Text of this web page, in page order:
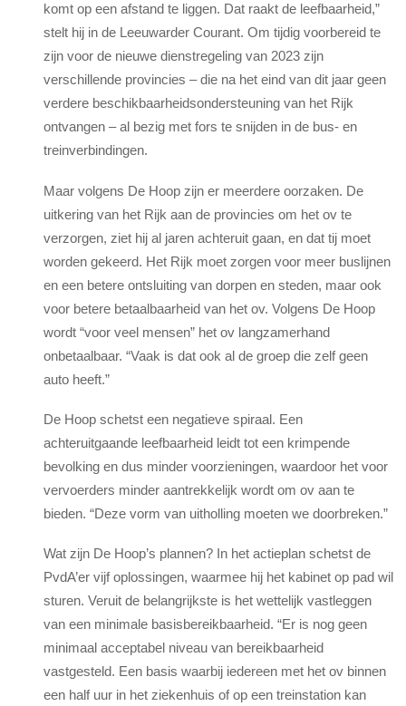
komt op een afstand te liggen. Dat raakt de leefbaarheid,”
stelt hij in de Leeuwarder Courant. Om tijdig voorbereid te
zijn voor de nieuwe dienstregeling van 2023 zijn
verschillende provincies – die na het eind van dit jaar geen
verdere beschikbaarheidsondersteuning van het Rijk
ontvangen – al bezig met fors te snijden in de bus- en
treinverbindingen.
Maar volgens De Hoop zijn er meerdere oorzaken. De
uitkering van het Rijk aan de provincies om het ov te
verzorgen, ziet hij al jaren achteruit gaan, en dat tij moet
worden gekeerd. Het Rijk moet zorgen voor meer buslijnen
en een betere ontsluiting van dorpen en steden, maar ook
voor betere betaalbaarheid van het ov. Volgens De Hoop
wordt “voor veel mensen” het ov langzamerhand
onbetaalbaar. “Vaak is dat ook al de groep die zelf geen
auto heeft.”
De Hoop schetst een negatieve spiraal. Een
achteruitgaande leefbaarheid leidt tot een krimpende
bevolking en dus minder voorzieningen, waardoor het voor
vervoerders minder aantrekkelijk wordt om ov aan te
bieden. “Deze vorm van uitholling moeten we doorbreken.”
Wat zijn De Hoop’s plannen? In het actieplan schetst de
PvdA’er vijf oplossingen, waarmee hij het kabinet op pad wil
sturen. Veruit de belangrijkste is het wettelijk vastleggen
van een minimale basisbereikbaarheid. “Er is nog geen
minimaal acceptabel niveau van bereikbaarheid
vastgesteld. Een basis waarbij iedereen met het ov binnen
een half uur in het ziekenhuis of op een treinstation kan